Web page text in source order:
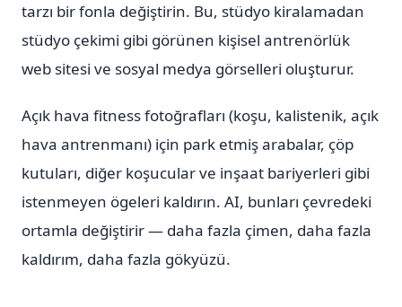
tarzı bir fonla değiştirin. Bu, stüdyo kiralamadan
stüdyo çekimi gibi görünen kişisel antrenörlük
web sitesi ve sosyal medya görselleri oluşturur.
Açık hava fitness fotoğrafları (koşu, kalistenik, açık
hava antrenmanı) için park etmiş arabalar, çöp
kutuları, diğer koşucular ve inşaat bariyerleri gibi
istenmeyen ögeleri kaldırın. AI, bunları çevredeki
ortamla değiştirir — daha fazla çimen, daha fazla
kaldırım, daha fazla gökyüzü.